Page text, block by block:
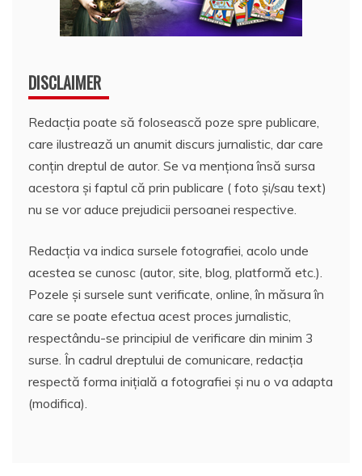
DISCLAIMER
Redacția poate să folosească poze spre publicare,
care ilustrează un anumit discurs jurnalistic, dar care
conțin dreptul de autor. Se va menționa însă sursa
acestora și faptul că prin publicare ( foto și/sau text)
nu se vor aduce prejudicii persoanei respective.
Redacția va indica sursele fotografiei, acolo unde
acestea se cunosc (autor, site, blog, platformă etc.).
Pozele și sursele sunt verificate, online, în măsura în
care se poate efectua acest proces jurnalistic,
respectându-se principiul de verificare din minim 3
surse. În cadrul dreptului de comunicare, redacția
respectă forma inițială a fotografiei și nu o va adapta
(modifica).